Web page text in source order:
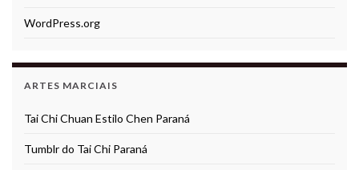
WordPress.org
ARTES MARCIAIS
Tai Chi Chuan Estilo Chen Paraná
Tumblr do Tai Chi Paraná